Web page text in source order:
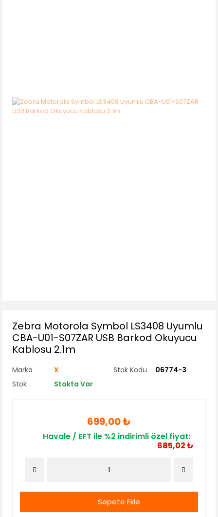
Zebra Motorola Symbol LS3408 Uyumlu
CBA-U01-S07ZAR USB Barkod Okuyucu
Kablosu 2.1m
Marka X Stok Kodu
06774-3
Stok
Stokta Var
699,00 ₺
Havale / EFT ile %2 indirimli özel fiyat:
685,02 ₺
Sepete Ekle